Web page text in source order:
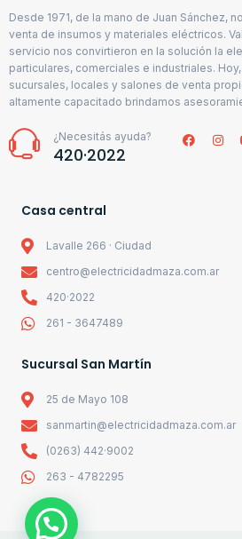
Desde 1971, de la mano de Juan Sánchez,
venta de insumos y materiales eléctricos.
servicio nos convirtieron en la solución la
particulares, comerciales e industriales.
sucursales, locales y salones de venta
altamente capacitado brindamos
¿Necesitás ayuda?
420·2022
Casa central
Lavalle 266 · Ciudad
centro@electricidadmaza.com.ar
420·2022
261 - 3647489
Sucursal San Martín
25 de Mayo 108
sanmartin@electricidadmaza.com.ar
(0263) 442·9002
263 - 4782295